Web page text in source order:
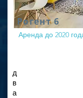
Рогент 6
Аренда до 2020
д
в
а